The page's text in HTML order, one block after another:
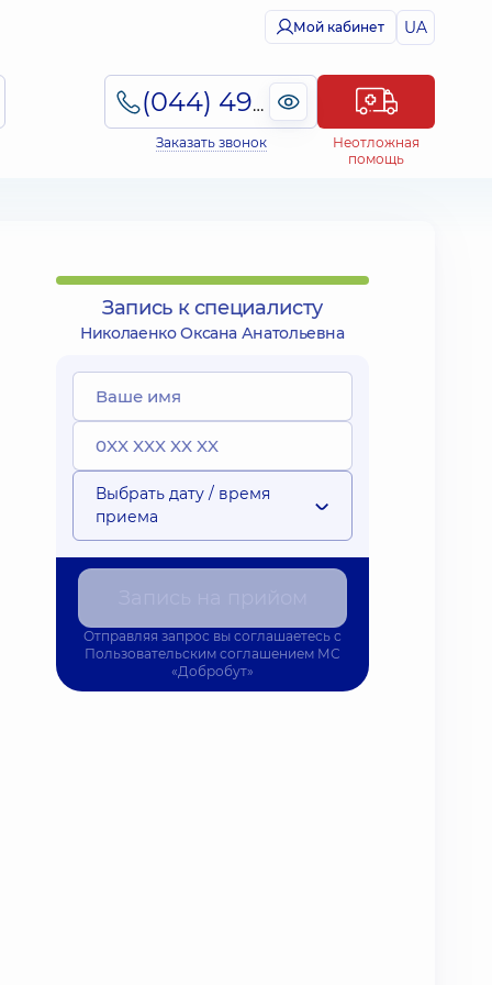
Мой кабинет UA
(044) 495-2-888
Заказать звонок
Неотложная
помощь
Запись к специалисту
Николаенко Оксана Анатольевна
Выбрать дату / время
приема
Отправляя запрос вы соглашаетесь с
Пользовательским соглашением МС
«Добробут»